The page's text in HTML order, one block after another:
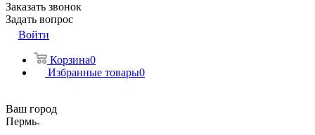
Заказать звонок
Задать вопрос
Войти
Корзина0
Избранные товары0
Ваш город
Пермь